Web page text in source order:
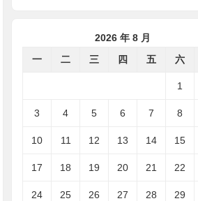
2026 年 8 月
一
二 三 四 五 六
1
3 4 5 6 7 8
10 11 12 13 14 15
17 18 19 20 21 22
24 25 26 27 28 29